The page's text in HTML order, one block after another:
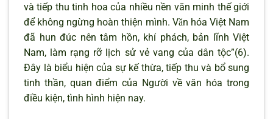
và tiếp thu tinh hoa của nhiều nền văn minh thế giới
để không ngừng hoàn thiện mình. Vǎn hóa Việt Nam
đã hun đúc nên tâm hồn, khí phách, bản lĩnh Việt
Nam, làm rạng rỡ lịch sử vẻ vang của dân tộc”(6).
Đây là biểu hiện của sự kế thừa, tiếp thu và bổ sung
tinh thần, quan điểm của Người về văn hóa trong
điều kiện, tình hình hiện nay.